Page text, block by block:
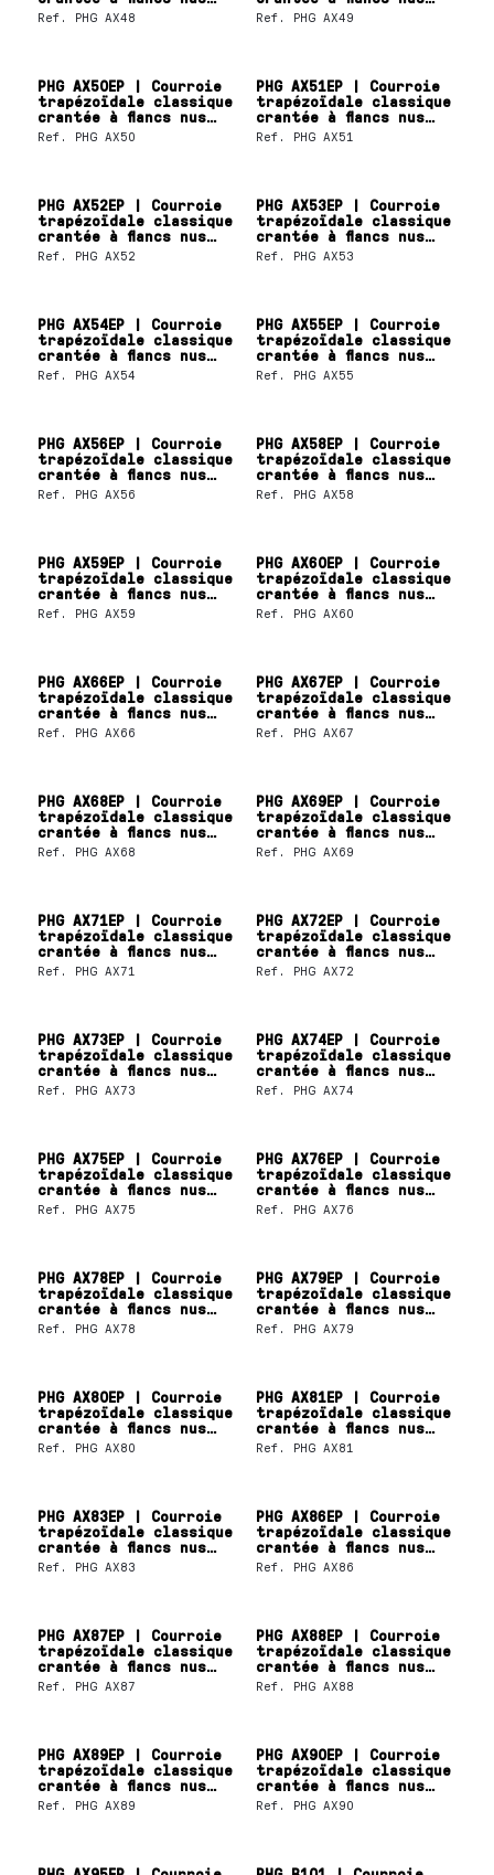
SKF
Ref. PHG AX48
SKF
Ref. PHG AX49
PHG AX50EP | Courroie
trapézoïdale classique
crantée à flancs nus
SKF
Ref. PHG AX50
PHG AX51EP | Courroie
trapézoïdale classique
crantée à flancs nus
SKF
Ref. PHG AX51
PHG AX52EP | Courroie
trapézoïdale classique
crantée à flancs nus
SKF
Ref. PHG AX52
PHG AX53EP | Courroie
trapézoïdale classique
crantée à flancs nus
SKF
Ref. PHG AX53
PHG AX54EP | Courroie
trapézoïdale classique
crantée à flancs nus
SKF
Ref. PHG AX54
PHG AX55EP | Courroie
trapézoïdale classique
crantée à flancs nus
SKF
Ref. PHG AX55
PHG AX56EP | Courroie
trapézoïdale classique
crantée à flancs nus
SKF
Ref. PHG AX56
PHG AX58EP | Courroie
trapézoïdale classique
crantée à flancs nus
SKF
Ref. PHG AX58
PHG AX59EP | Courroie
trapézoïdale classique
crantée à flancs nus
SKF
Ref. PHG AX59
PHG AX60EP | Courroie
trapézoïdale classique
crantée à flancs nus
SKF
Ref. PHG AX60
PHG AX66EP | Courroie
trapézoïdale classique
crantée à flancs nus
SKF
Ref. PHG AX66
PHG AX67EP | Courroie
trapézoïdale classique
crantée à flancs nus
SKF
Ref. PHG AX67
PHG AX68EP | Courroie
trapézoïdale classique
crantée à flancs nus
SKF
Ref. PHG AX68
PHG AX69EP | Courroie
trapézoïdale classique
crantée à flancs nus
SKF
Ref. PHG AX69
PHG AX71EP | Courroie
trapézoïdale classique
crantée à flancs nus
SKF
Ref. PHG AX71
PHG AX72EP | Courroie
trapézoïdale classique
crantée à flancs nus
SKF
Ref. PHG AX72
PHG AX73EP | Courroie
trapézoïdale classique
crantée à flancs nus
SKF
Ref. PHG AX73
PHG AX74EP | Courroie
trapézoïdale classique
crantée à flancs nus
SKF
Ref. PHG AX74
PHG AX75EP | Courroie
trapézoïdale classique
crantée à flancs nus
SKF
Ref. PHG AX75
PHG AX76EP | Courroie
trapézoïdale classique
crantée à flancs nus
SKF
Ref. PHG AX76
PHG AX78EP | Courroie
trapézoïdale classique
crantée à flancs nus
SKF
Ref. PHG AX78
PHG AX79EP | Courroie
trapézoïdale classique
crantée à flancs nus
SKF
Ref. PHG AX79
PHG AX80EP | Courroie
trapézoïdale classique
crantée à flancs nus
SKF
Ref. PHG AX80
PHG AX81EP | Courroie
trapézoïdale classique
crantée à flancs nus
SKF
Ref. PHG AX81
PHG AX83EP | Courroie
trapézoïdale classique
crantée à flancs nus
SKF
Ref. PHG AX83
PHG AX86EP | Courroie
trapézoïdale classique
crantée à flancs nus
SKF
Ref. PHG AX86
PHG AX87EP | Courroie
trapézoïdale classique
crantée à flancs nus
SKF
Ref. PHG AX87
PHG AX88EP | Courroie
trapézoïdale classique
crantée à flancs nus
SKF
Ref. PHG AX88
PHG AX89EP | Courroie
trapézoïdale classique
crantée à flancs nus
SKF
Ref. PHG AX89
PHG AX90EP | Courroie
trapézoïdale classique
crantée à flancs nus
SKF
Ref. PHG AX90